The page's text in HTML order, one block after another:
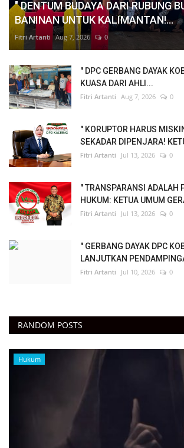
" DENTUM BUDAYA DARI RUBUNG
BANINAN UNTUK KALIMANTAN!...
Fitri Artanti Aug 7, 2026 0
" DPC GERBANG DAYAK
KUASA DARI AHLI...
Fitri Artanti Aug 7, 2026 0
" KORUPTOR HARUS
SEKADAR DIPENJARA!
Fitri Artanti Jul 13, 2026 0
" TRANSPARANSI ADALAH
HUKUM: KETUA UMUM
Fitri Artanti Jul 13, 2026 0
" GERBANG DAYAK DPC
LANJUTKAN
Fitri Artanti Jul 10, 2026 0
RANDOM POSTS
Peristiwa